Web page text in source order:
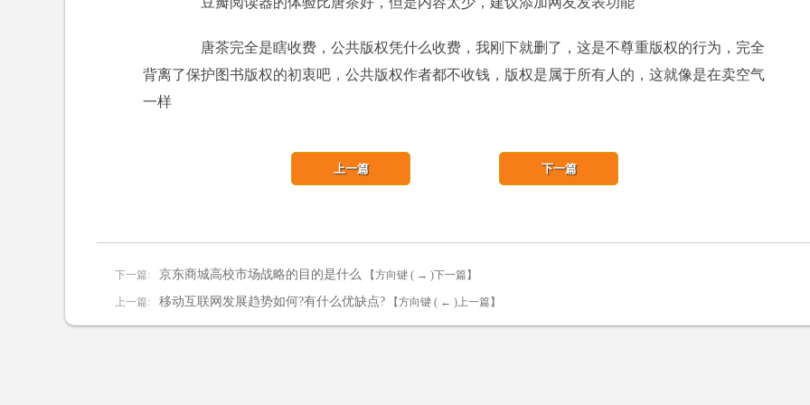
唐茶完全是瞎收费，公共版权凭什么收费，我刚下就删了，这是不尊重版权的行为，完全
背离了保护图书版权的初衷吧，公共版权作者都不收钱，版权是属于所有人的，这就像是在卖空气
一样
下一篇: 京东商城高校市场战略的目的是什么
下一篇
【方向键 ( → )下一篇】
上一篇: 移动互联网发展趋势如何?有什么优缺点?
上一篇
【方向键 ( ← )上一篇】